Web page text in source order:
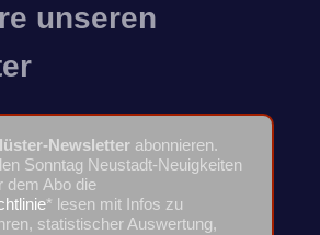
unseren
Newsletter abonnieren.
Sonntag Neustadt-Neuigkeiten
dem Abo die
* lesen mit Infos zu
statistischer Auswertung,